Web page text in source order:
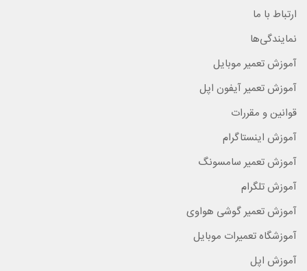
ارتباط با ما
نمایندگی‌ها
آموزش تعمیر موبایل
آموزش تعمیر آیفون اپل
قوانین و مقررات
آموزش اینستاگرام
آموزش تعمیر سامسونگ
آموزش تلگرام
آموزش تعمیر گوشی هواوی
آموزشگاه تعمیرات موبایل
آموزش اپل